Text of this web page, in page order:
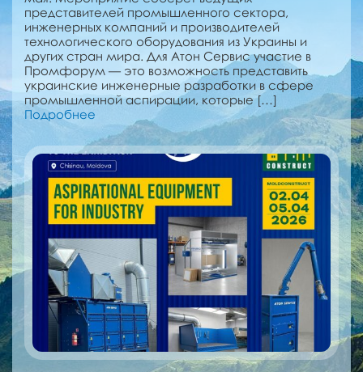
представителей промышленного сектора,
инженерных компаний и производителей
технологического оборудования из Украины и
других стран мира. Для Атон Сервис участие в
Промфорум — это возможность представить
украинские инженерные разработки в сфере
промышленной аспирации, которые […]
Подробнее